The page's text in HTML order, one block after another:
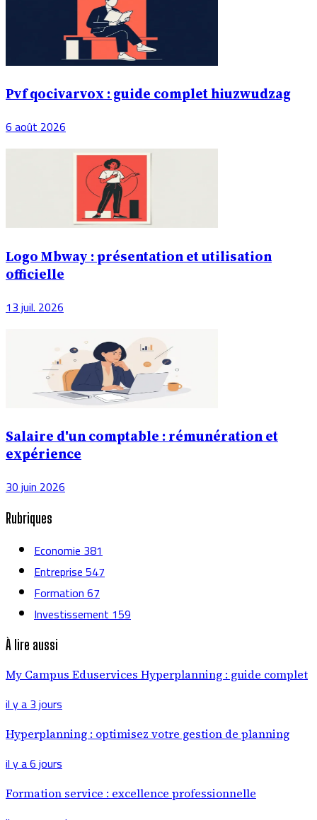
Pvf qocivarvox : guide complet hiuzwudzag
6 août 2026
Logo Mbway : présentation et utilisation
officielle
13 juil. 2026
Salaire d'un comptable : rémunération et
expérience
30 juin 2026
Rubriques
Economie381
Entreprise547
Formation67
Investissement159
À lire aussi
My Campus Eduservices Hyperplanning : guide complet
il y a 3 jours
Hyperplanning : optimisez votre gestion de planning
il y a 6 jours
Formation service : excellence professionnelle